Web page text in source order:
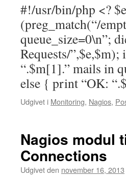
#!/usr/bin/php <?
(preg_match(“/
queue_size=0\n”;
Requests/
“.$m[1].” mails in
else { print “OK:
Udgivet i Monitoring, Nagios,
Nagios modul
Connections
Udgivet den november 16, 2013